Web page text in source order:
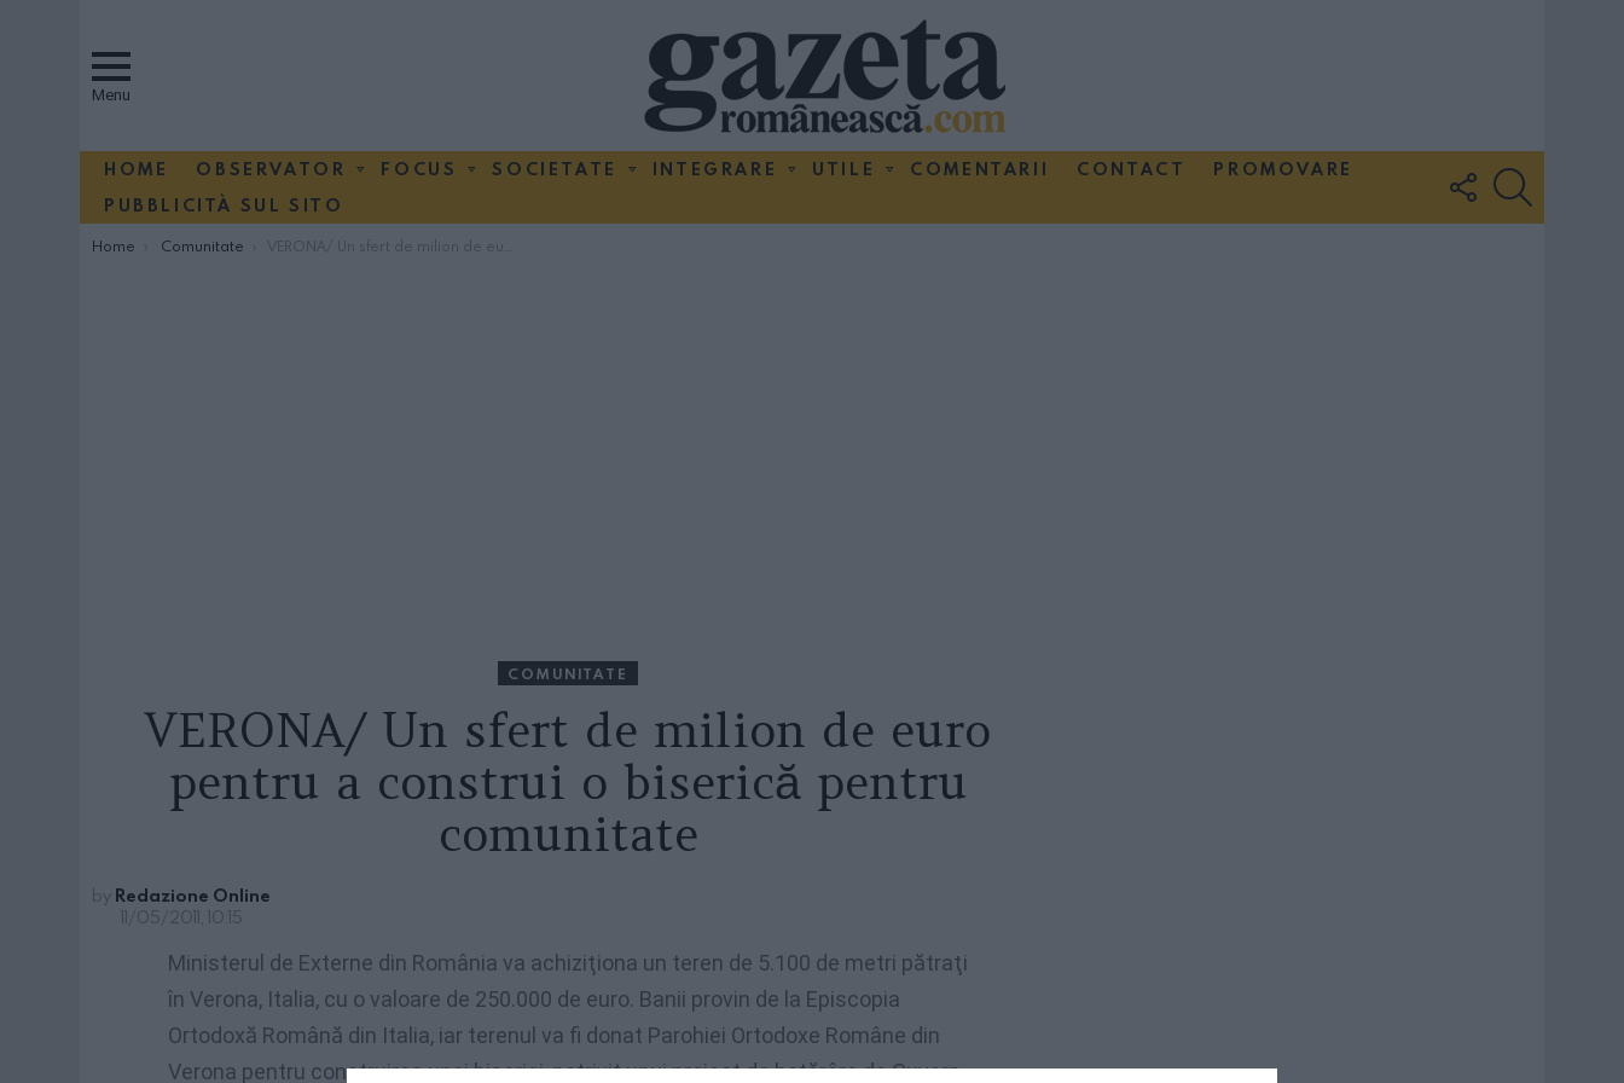
Menu
HOME OBSERVATOR FOCUS SOCIETATE INTEGRARE UTILE COMENTARII CONTACT
PROMOVARE
PUBBLICITÀ SUL SITO
FOLLOW
US
You are here:
Home Comunitate VERONA/ Un sfert de milion de euro pentru a construi o biserică pentru comunitate
COMUNITATE
VERONA/ Un sfert de milion de euro
pentru a construi o biserică pentru
comunitate
by Redazione Online
11/05/2011, 10:15
Ministerul de Externe din România va achiziţiona un teren de 5.100 de metri pătraţi
în Verona, Italia, cu o valoare de 250.000 de euro. Banii provin de la Episcopia
Ortodoxă Română din Italia, iar terenul va fi donat Parohiei Ortodoxe Române din
Verona pentru construirea unei biserici, potrivit unui proiect de hotărâre de Guvern